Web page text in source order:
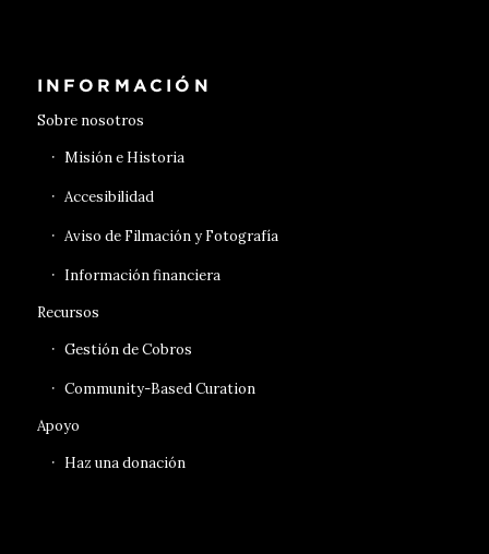
INFORMACIÓN
Sobre nosotros
Misión e Historia
Accesibilidad
Aviso de Filmación y Fotografía
Información financiera
Recursos
Gestión de Cobros
Community-Based Curation
Apoyo
Haz una donación